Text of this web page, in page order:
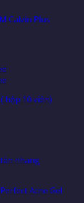
hộp 10 viên)
nhang